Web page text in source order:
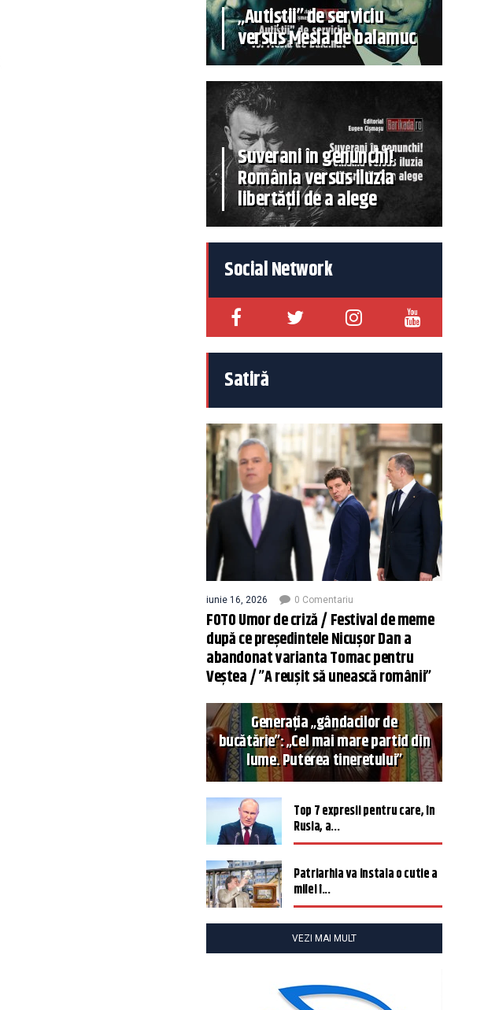
„Autiștii” de serviciu
versus Mesia de balamuc
Suverani în genunchi!
România versus iluzia
libertății de a alege
Social Network
Satiră
iunie 16, 2026 0 Comentariu
FOTO Umor de criză / Festival de meme
după ce președintele Nicușor Dan a
abandonat varianta Tomac pentru
Veștea / ”A reușit să unească românii”
Generația „gândacilor de
bucătărie”: „Cel mai mare partid din
lume. Puterea tineretului”
Top 7 expresii pentru care, în
Rusia, a...
Patriarhia va instala o cutie a
milei î...
VEZI MAI MULT